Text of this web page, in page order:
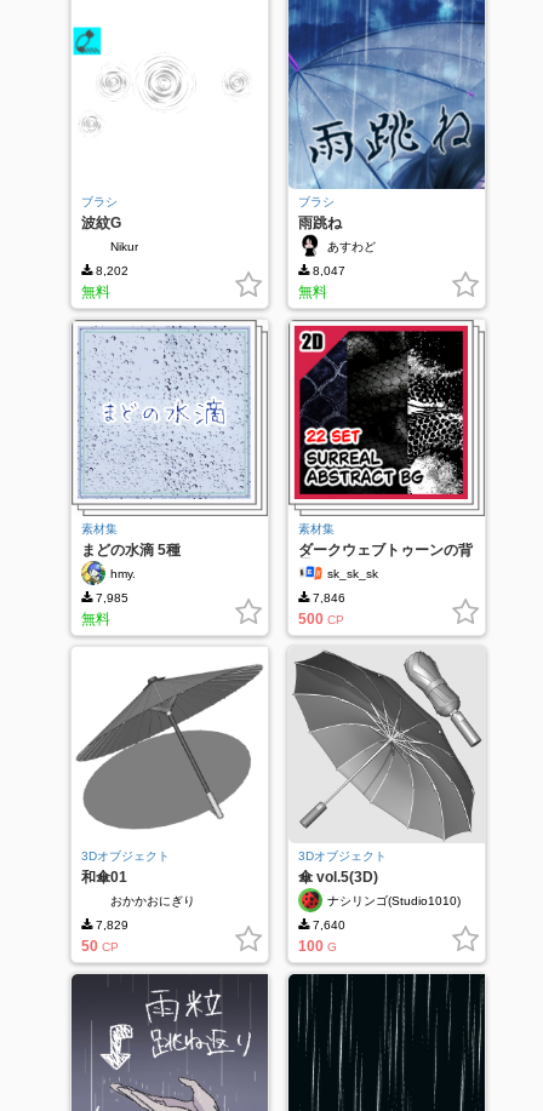
ブラシ
波紋G
Nikur
8,202
無料
ブラシ
雨跳ね
あすわど
8,047
無料
素材集
まどの水滴 5種
hmy.
7,985
無料
素材集
ダークウェブトゥーンの背
景
sk_sk_sk
7,846
500 CP
3Dオブジェクト
和傘01
おかかおにぎり
7,829
50 CP
3Dオブジェクト
傘 vol.5(3D)
ナシリンゴ(Studio1010)
7,640
100 G